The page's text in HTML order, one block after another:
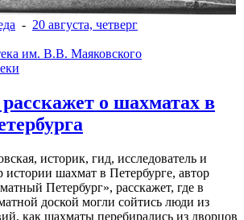
- 20 августа, четверг
им. В.В. Маяковского
о шахматах в
историк, гид, исследователь и
истории шахмат в Петербурге, автор
Петербург», расскажет, где в
доской могли сойтись люди из
как шахматы перебирались из дворцов